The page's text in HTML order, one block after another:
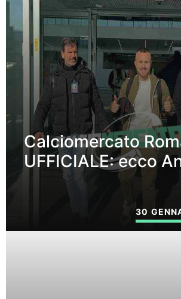
Calciomercato
UFFICIALE: ecco
30